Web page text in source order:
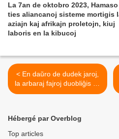
La 7an de oktobro 2023,
ties aliancanoj sisteme mortigis
aziajn kaj afrikajn proletojn, kiuj
laboris en la kibucoj
< En daŭro de dudek jaroj,
la arbaraj fajroj duobliĝis en
la mondo, « verŝajne » pro
Hébergé par Overblog
Top articles